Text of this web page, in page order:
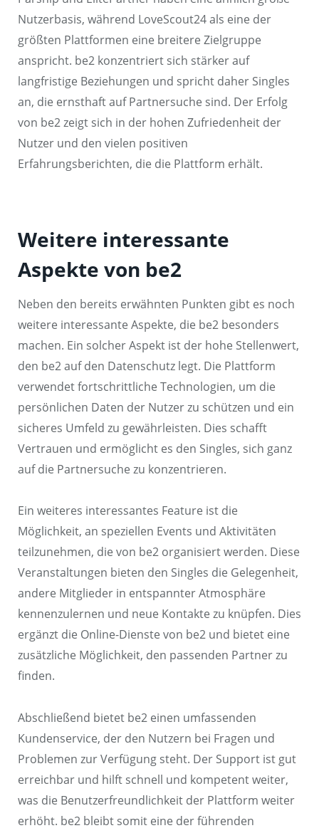
Nutzerbasis, während LoveScout24 als eine der
größten Plattformen eine breitere Zielgruppe
anspricht. be2 konzentriert sich stärker auf
langfristige Beziehungen und spricht daher Singles
an, die ernsthaft auf Partnersuche sind. Der Erfolg
von be2 zeigt sich in der hohen Zufriedenheit der
Nutzer und den vielen positiven
Erfahrungsberichten, die die Plattform erhält.
Weitere interessante
Aspekte von be2
Neben den bereits erwähnten Punkten gibt es noch
weitere interessante Aspekte, die be2 besonders
machen. Ein solcher Aspekt ist der hohe Stellenwert,
den be2 auf den Datenschutz legt. Die Plattform
verwendet fortschrittliche Technologien, um die
persönlichen Daten der Nutzer zu schützen und ein
sicheres Umfeld zu gewährleisten. Dies schafft
Vertrauen und ermöglicht es den Singles, sich ganz
auf die Partnersuche zu konzentrieren.
Ein weiteres interessantes Feature ist die
Möglichkeit, an speziellen Events und Aktivitäten
teilzunehmen, die von be2 organisiert werden. Diese
Veranstaltungen bieten den Singles die Gelegenheit,
andere Mitglieder in entspannter Atmosphäre
kennenzulernen und neue Kontakte zu knüpfen. Dies
ergänzt die Online-Dienste von be2 und bietet eine
zusätzliche Möglichkeit, den passenden Partner zu
finden.
Abschließend bietet be2 einen umfassenden
Kundenservice, der den Nutzern bei Fragen und
Problemen zur Verfügung steht. Der Support ist gut
erreichbar und hilft schnell und kompetent weiter,
was die Benutzerfreundlichkeit der Plattform weiter
erhöht. be2 bleibt somit eine der führenden